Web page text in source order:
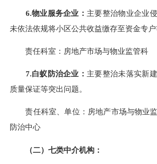
6.物业服务企业： 主要整治物业企业
未依法依规将小区公共收益缴存至资金专户
责任科室：房地产市场与物业监管科
7.白蚁防治企业： 主要整治未落实新
质量保证等突出问题。
责任科室、单位：房地产市场与物业
防治中心
（二） 七类中介机构：